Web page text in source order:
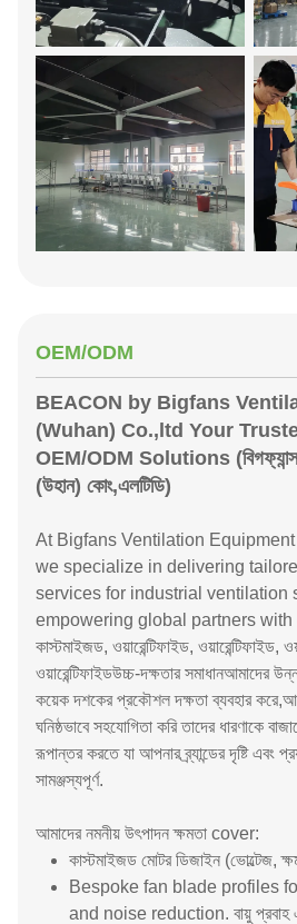
OEM/ODM
BEACON by Bigfans
(Wuhan) Co.,ltd Your
OEM/ODM Solutions (বিগফ্যান্স
(উহান) কোং,এলটিডি)
At Bigfans Ventilation
we specialize in delivering
services for industrial ventilation
empowering global partners with
কাস্টমাইজড, ওয়ারেন্টিফাইড, ওয়ারেন্টিফাইড,
ওয়ারেন্টিফাইডউচ্চ-দক্ষতার সমাধানআমাদের
কয়েক দশকের প্রকৌশল দক্ষতা ব্যবহার
ঘনিষ্ঠভাবে সহযোগিতা করি তাদের ধারণাকে
রূপান্তর করতে যা আপনার ব্র্যান্ডের দৃষ্টি এবং
সামঞ্জস্যপূর্ণ.
আমাদের নমনীয় উৎপাদন ক্ষমতা cover:
কাস্টমাইজড মোটর ডিজাইন (ভোল্টেজ,
Bespoke fan blade profiles
and noise reduction. বায়ু প্রবাহ